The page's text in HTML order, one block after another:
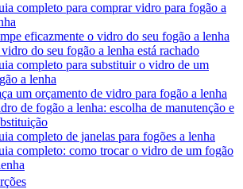
completo para comprar vidro para fogão a
eficazmente o vidro do seu fogão a lenha
do seu fogão a lenha está rachado
completo para substituir o vidro de um
a lenha
um orçamento de vidro para fogão a lenha
de fogão a lenha: escolha de manutenção e
completo de janelas para fogões a lenha
completo: como trocar o vidro de um fogão